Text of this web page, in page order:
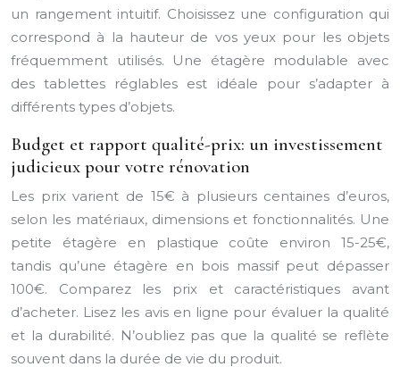
un rangement intuitif. Choisissez une configuration qui
correspond à la hauteur de vos yeux pour les objets
fréquemment utilisés. Une étagère modulable avec
des tablettes réglables est idéale pour s’adapter à
différents types d’objets.
Budget et rapport qualité-prix: un investissement
judicieux pour votre rénovation
Les prix varient de 15€ à plusieurs centaines d’euros,
selon les matériaux, dimensions et fonctionnalités. Une
petite étagère en plastique coûte environ 15-25€,
tandis qu’une étagère en bois massif peut dépasser
100€. Comparez les prix et caractéristiques avant
d’acheter. Lisez les avis en ligne pour évaluer la qualité
et la durabilité. N’oubliez pas que la qualité se reflète
souvent dans la durée de vie du produit.